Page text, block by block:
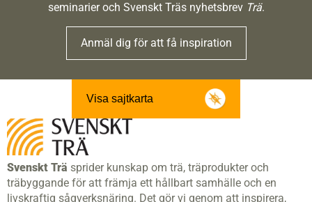
seminarier och Svenskt Träs nyhetsbrev Trä.
Anmäl dig för att få inspiration
Visa sajtkarta
Svenskt Trä sprider kunskap om trä, träprodukter och
träbyggande för att främja ett hållbart samhälle och en
livskraftig sågverksnäring. Det gör vi genom att inspirera,